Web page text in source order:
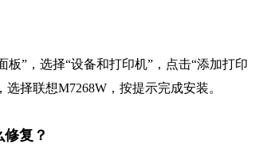
”，选择“设备和打印机”，点击“添加打印
择联想M7268W，按提示完成安装。
复？